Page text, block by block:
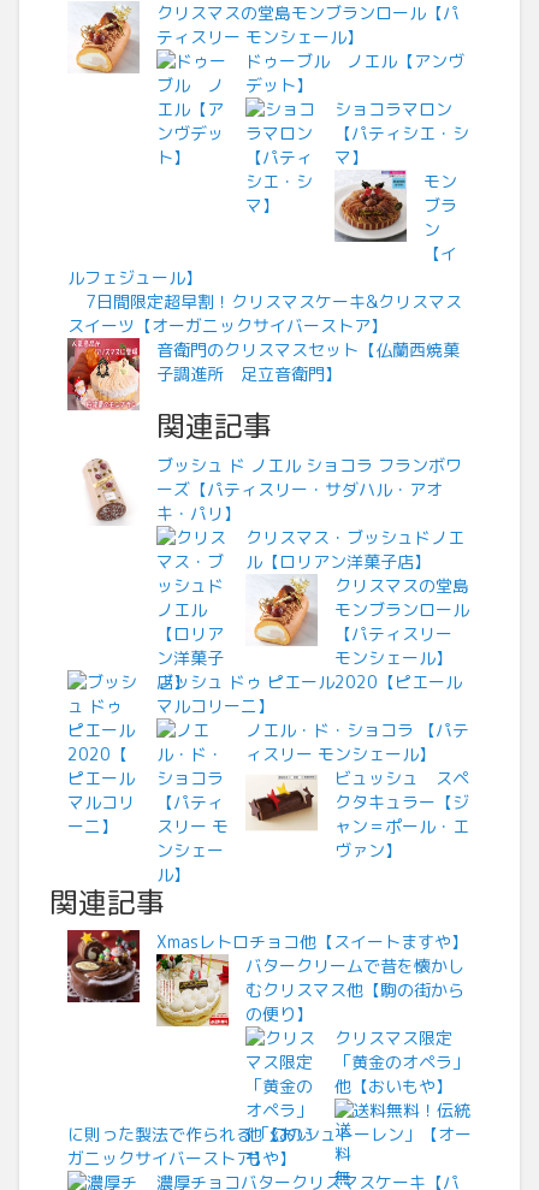
クリスマスの堂島モンブランロール【パ
ティスリー モンシェール】
ドゥーブル ノエル【アンヴ
デット】
ショコラマロン
【パティシエ・シ
マ】
モン
ブラ
ン
【イ
ルフェジュール】
7日間限定超早割！クリスマスケーキ&クリスマス
スイーツ【オーガニックサイバーストア】
音衛門のクリスマスセット【仏蘭西焼菓
子調進所 足立音衛門】
関連記事
ブッシュ ド ノエル ショコラ フランボワ
ーズ【パティスリー・サダハル・アオ
キ・パリ】
クリスマス・ブッシュドノエ
ル【ロリアン洋菓子店】
クリスマスの堂島
モンブランロール
【パティスリー
モンシェール】
ブッシュ ドゥ ピエール2020【ピエール
マルコリーニ】
ノエル・ド・ショコラ 【パテ
ィスリー モンシェール】
ビュッシュ スペ
クタキュラー【ジ
ャン＝ポール・エ
ヴァン】
関連記事
Xmasレトロチョコ他【スイートますや】
バタークリームで昔を懐かし
むクリスマス他【駒の街から
の便り】
クリスマス限定
「黄金のオペラ」
他【おいもや】
送料無料！伝統
に則った製法で作られる「幻のシュトーレン」【オー
ガニックサイバーストア】
濃厚チョコバタークリスマスケーキ【パ